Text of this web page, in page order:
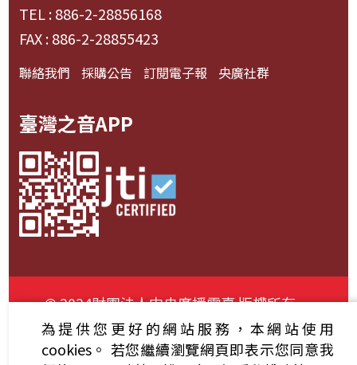
TEL : 886-2-28856168
FAX : 886-2-28855423
聯絡我們 採購公告 訂閱電子報 央廣社群
臺灣之音APP
© 2024財團法人中央廣播電臺 版權所有
資通安全政策聲明
服務條款 隱私權條款
為提供您更好的網站服務，本網站使用
cookies。 若您繼續瀏覽網頁即表示您同意我